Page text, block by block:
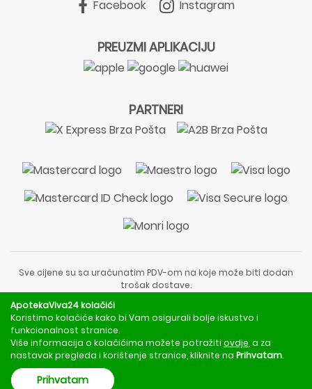
Facebook Instagram
PREUZMI APLIKACIJU
PARTNERI
Sve cijene su sa uračunatim PDV-om na koje može biti dodan
trošak dostave.
liječnički pregled ili savjet farmaceuta.
Za obavijesti o mjerama opreza, rizicima i nuspojavama
obratite se svom liječniku ili farmaceutu.
Copyright © 2020 - 2026 | ApotekaViva24 | Sva prava zadržava
ApotekaViva24 kolačići
Koristimo kolačiće kako bi Vam osigurali bolje iskustvo i
funkcionalnost stranice.
Više informacija o kolačićima možete potražiti ovdje , a za
nastavak pregleda i korištenje stranice, kliknite na Prihvatam.
Prihvatam